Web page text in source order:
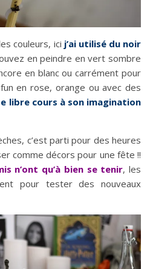
couleurs, ici j’ai utilisé du noir
en peindre en vert sombre
en blanc ou carrément pour
en rose, orange ou avec des
libre cours à son imagination
c’est parti pour des heures
comme décors pour une fête !!
n’ont qu’à bien se tenir, les
pour tester des nouveaux